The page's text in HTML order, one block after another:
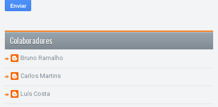
Colaboradores
Bruno Ramalho
Carlos Martins
Luís Costa